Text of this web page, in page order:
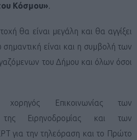
Κόσμου».
θα είναι μεγάλη και θα αγγίξει
είναι και η συμβολή των
του Δήμου και όλων όσοι
χορηγός Επικοινωνίας των
Ειρηνοδρομίας και των
για την τηλεόραση και το Πρώτο